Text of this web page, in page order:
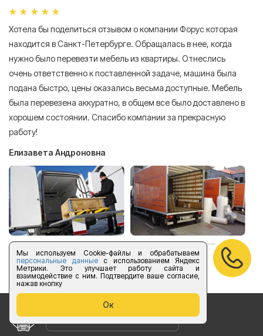
Мы используем Cookie-файлы и обрабатываем
персональные данныес использованием Яндекс
Метрики. Это улучшает работу сайта и
взаимодействие с ним. Подтвердите ваше согласие,
нажав кнопку
Ок
Хотела бы поделиться отзывом о компании Форус которая
находится в Санкт-Петербурге. Обращалась в нее, когда
нужно было перевезти мебель из квартиры. Отнеслись
очень ответственно к поставленной задаче, машина была
подана быстро, цены оказались весьма доступные. Мебель
была перевезена аккуратно, в общем все было доставлено в
хорошем состоянии. Спасибо компании за прекрасную
работу!
Елизавета Андроновна
оставить отзыв
Бесплатный звонок по России